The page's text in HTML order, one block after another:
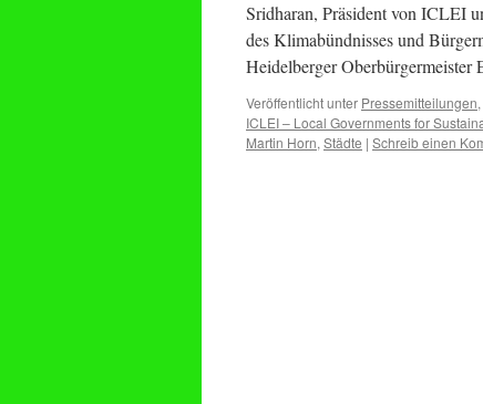
Sridharan, Präsident von ICLEI
des Klimabündnisses und
Heidelberger Oberbürgermeister
Veröffentlicht unter Pressemitteilungen,
ICLEI – Local Governments for
Martin Horn, Städte | Schreib einen